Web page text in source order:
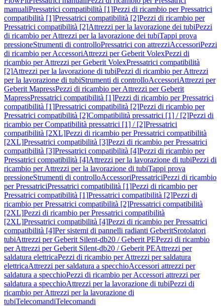
manualiPressatrici compatibilità [1]Pezzi di ricambio per Pressatrici
compatibilità [1]Pressatrici compatibilità [2]Pezzi di ricambio per
Pressatrici compatibilità [2]Attrezzi per la lavorazione dei tubiPezzi
di ricambio per Attrezzi per la lavorazione dei tubiTappi prova
pressioneStrumenti di controlloPressatrici con attrezziAccessoriPezzi
di ricambio per AccessoriAttrezzi per Geberit VolexPezzi di
ricambio per Attrezzi per Geberit VolexPressatrici compatibilità
[2]Attrezzi per la lavorazione di tubiPezzi di ricambio per Attrezzi
per la lavorazione di tubiStrumenti di controlloAccessoriAttrezzi per
Geberit MapressPezzi di ricambio per Attrezzi per Geberit
MapressPressatrici compatibilità [1]Pezzi di ricambio per Pressatrici
compatibilità [1]Pressatrici compatibilità [2]Pezzi di ricambio per
Pressatrici compatibilità [2]Compatibilità pressatrici [1] / [2]Pezzi di
ricambio per Compatibilità pressatrici [1] / [2]Pressatrici
compatibilità [2XL]Pezzi di ricambio per Pressatrici compatibilità
[2XL]Pressatrici compatibilità [3]Pezzi di ricambio per Pressatrici
compatibilità [3]Pressatrici compatibilità [4]Pezzi di ricambio per
Pressatrici compatibilità [4]Attrezzi per la lavorazione di tubiPezzi di
ricambio per Attrezzi per la lavorazione di tubiTappi prova
pressioneStrumenti di controlloAccessoriPressatriciPezzi di ricambio
per PressatriciPressatrici compatibilità [1]Pezzi di ricambio per
Pressatrici compatibilità [1]Pressatrici compatibilità [2]Pezzi di
ricambio per Pressatrici compatibilità [2]Pressatrici compatibilità
[2XL]Pezzi di ricambio per Pressatrici compatibilità
[2XL]Pressatrici compatibilità [4]Pezzi di ricambio per Pressatrici
compatibilità [4]Per sistemi di pannelli radianti GeberitSrotolatori
tubiAttrezzi per Geberit Silent-db20 / Geberit PEPezzi di ricambio
per Attrezzi per Geberit Silent-db20 / Geberit PEAttrezzi per
saldatura elettricaPezzi di ricambio per Attrezzi per saldatura
elettricaAttrezzi per saldatura a specchioAccessori attrezzi per
saldatura a specchioPezzi di ricambio per Accessori attrezzi per
saldatura a specchioAttrezzi per la lavorazione di tubiPezzi di
ricambio per Attrezzi per la lavorazione di
tubiTelecomandiTelecomandi